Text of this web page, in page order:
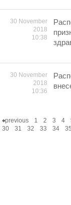
30 November
2018
10:38
30 November
2018
10:36
previous 1 2 3 4
30
31 32 33 34 35